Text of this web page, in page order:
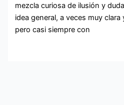
mezcla curiosa de ilusión y
idea general, a veces muy
pero casi siempre con